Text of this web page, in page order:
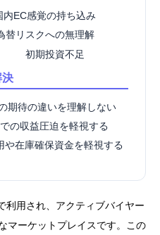
内EC感覚の持ち込み
替リスクへの無理解
初期投資不足
決
期待の違いを理解しない
の収益圧迫を軽視する
や在庫確保資金を軽視する
利用され、アクティブバイヤー
マーケットプレイスです。この